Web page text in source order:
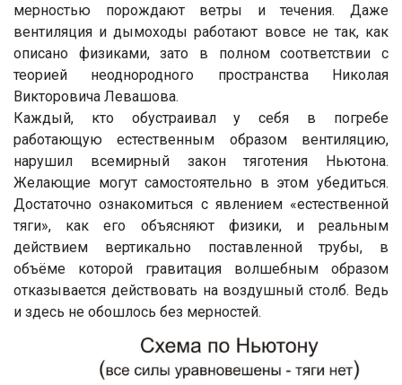
мерностью порождают ветры и течения. Даже
вентиляция и дымоходы работают вовсе не так, как
описано физиками, зато в полном соответствии с
теорией неоднородного пространства Николая
Викторовича Левашова.
Каждый, кто обустраивал у себя в погребе
работающую естественным образом вентиляцию,
нарушил всемирный закон тяготения Ньютона.
Желающие могут самостоятельно в этом убедиться.
Достаточно ознакомиться с явлением «естественной
тяги», как его объясняют физики, и реальным
действием вертикально поставленной трубы, в
объёме которой гравитация волшебным образом
отказывается действовать на воздушный столб. Ведь
и здесь не обошлось без мерностей.